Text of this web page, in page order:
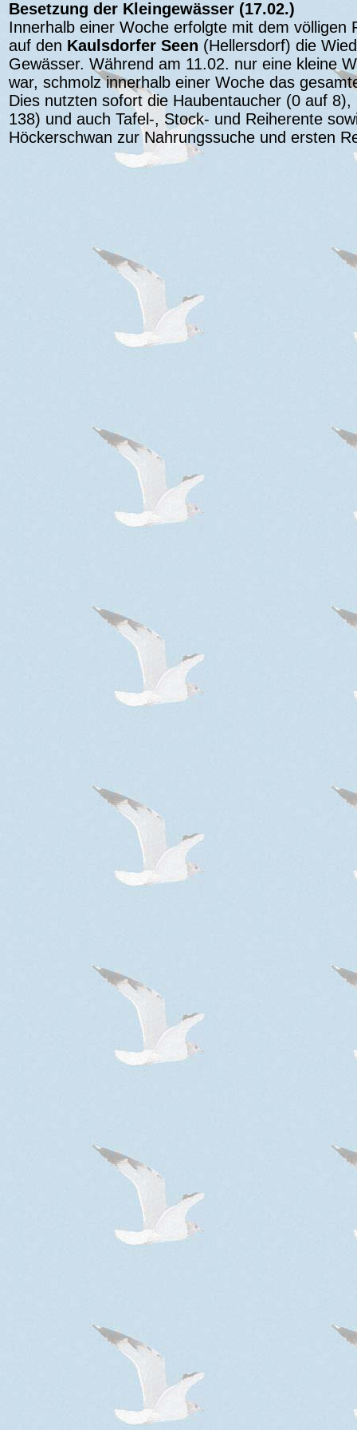
Besetzung der Kleingewässer (17.02.)
Innerhalb einer Woche erfolgte mit dem völligen
auf den Kaulsdorfer Seen (Hellersdorf) die
Gewässer. Während am 11.02. nur eine kleine
war, schmolz innerhalb einer Woche das
Dies nutzten sofort die Haubentaucher (0 auf
138) und auch Tafel-, Stock- und Reiherente
Höckerschwan zur Nahrungssuche und ersten